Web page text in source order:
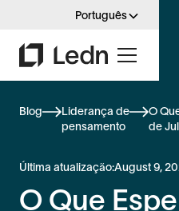
Português
Blog
Liderança de
pensamento
O
de
Última atualização:August 9,
O Que